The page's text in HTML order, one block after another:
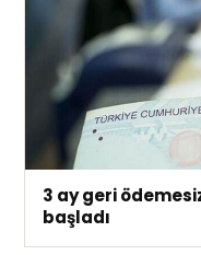
3 ay geri
başladı